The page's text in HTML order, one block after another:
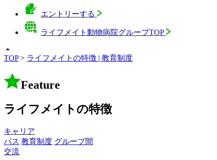
エントリーする
ライフメイト動物病院グループTOP
TOP> ライフメイトの特徴 | 教育制度
Feature
ライフメイトの特徴
キャリア
パス 教育制度 グループ間
交流